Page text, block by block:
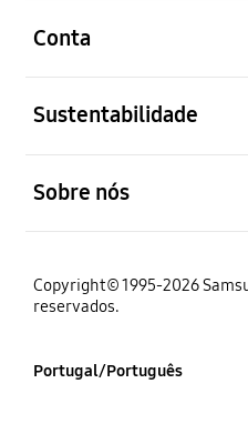
Conta
Sustentabilidade
Sobre nós
Copyright© 1995-2026
reservados.
Portugal/Português